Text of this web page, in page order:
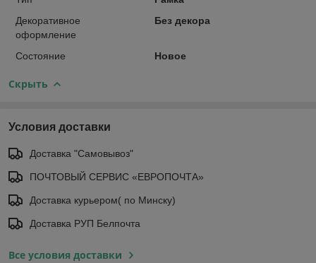
Декоративное
оформление
Без декора
Состояние Новое
Скрыть
Условия доставки
Доставка "Самовывоз"
ПОЧТОВЫЙ СЕРВИС «ЕВРОПОЧТА»
Доставка курьером( по Минску)
Доставка РУП Белпочта
Все условия доставки